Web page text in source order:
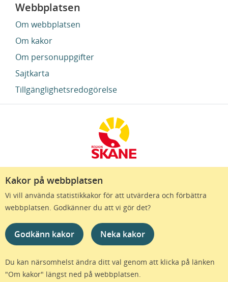
Kakor på webbplatsen
Vi vill använda statistikkakor för att utvärdera och förbättra
webbplatsen. Godkänner du att vi gör det?
Godkänn kakor Neka kakor
Du kan närsomhelst ändra ditt val genom att klicka på länken
"Om kakor" längst ned på webbplatsen.
Webbplatsen
Om webbplatsen
Om kakor
Om personuppgifter
Sajtkarta
Tillgänglighetsredogörelse
Region Skåne finns till för att alla som bor i Skåne
ska må bra och känna framtidstro. Genom
gränslösa samarbeten och omtanke skapas de
bästa förutsättningar för ett hälsosamt liv – inom
näringsliv, kollektivtrafik, kultur och hälso- och
sjukvård – i Skåne. Tillsammans gör vi livet mera
möjligt.